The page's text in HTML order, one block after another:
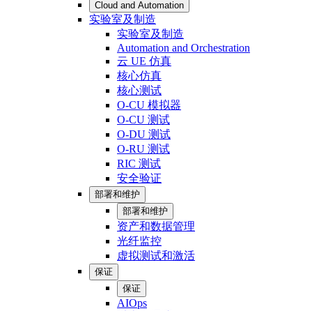
Cloud and Automation
实验室及制造
实验室及制造
Automation and Orchestration
云 UE 仿真
核心仿真
核心测试
O-CU 模拟器
O-CU 测试
O-DU 测试
O-RU 测试
RIC 测试
安全验证
部署和维护
部署和维护
资产和数据管理
光纤监控
虚拟测试和激活
保证
保证
AIOps